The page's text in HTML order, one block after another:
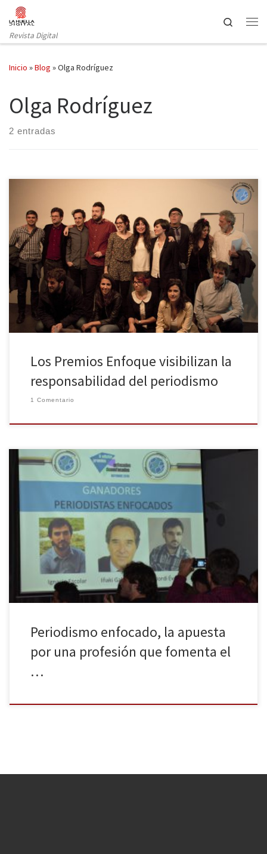
Saltar al contenido
Revista Digital
Search
Inicio »Blog »Olga Rodríguez
Olga Rodríguez
2 entradas
La noche del 24 de febrero, en el Círculo de Bellas Artes, se
celebró la tercera edición de los Premios Enfoque, una mirada
crítica sobre el periodismo. Estos galardones se entregan a los
medios de comunicación y periodistas que demuestran día tras
día que el periodismo es algo más que contar una noticia, […]
Los Premios Enfoque visibilizan la
responsabilidad del periodismo
1 Comentario
El periodismo que alienta, comprometido con la gente y el
cambio social tuvo su cita más crítica con la ciudadanía durante la
noche de ayer en el Círculo de Bellas Artes de Madrid. Los Premios
Enfoque, convocados por la Coordinadora de ONG para el
Desarrollo de España y tres grupos […]
Periodismo enfocado, la apuesta
por una profesión que fomenta el
…